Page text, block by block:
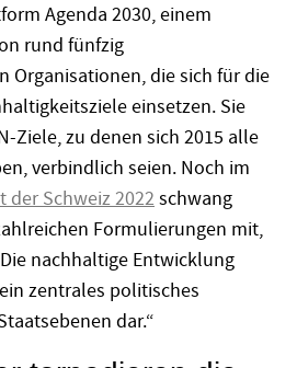
Agenda 2030, einem
rund fünfzig
Organisationen, die sich für die
einsetzen. Sie
Ziele, zu denen sich 2015 alle
verbindlich seien. Noch im
der Schweiz 2022 schwang
Formulierungen mit,
nachhaltige Entwicklung
zentrales politisches
dar.“